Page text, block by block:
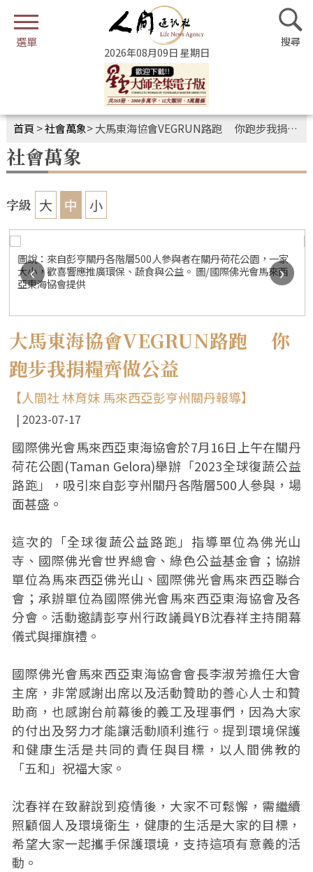
2026年08月09日 星期日
首頁 >社會萬象>大馬東海協會VEGRUN路跑 你跑步我捐糧齊做公益
社會萬象
字級 大 中 小
圖說：來自彭亨關丹各階層500人參與者在關丹荷花公園，一家
大小，歡喜響應推廣環保、蔬食與公益。 圖/國際佛光會馬來西
亞東海協會提供
‹ ›
大馬東海協會VEGRUN路跑 你
跑步我捐糧齊做公益
【人間社 林育妹 馬來西亞彭亨州關丹報導】
2023-07-17
國際佛光會馬來西亞東海協會於7月16日上午在關丹
荷花公園(Taman Gelora)舉辦「2023全球復蔬公益
路跑」，吸引來自彭亨州關丹各階層500人參與，場
面甚盛。
這次的「全球復蔬公益路跑」指導單位為佛光山
寺、國際佛光會世界總會、綠色公益基金會；協辦
單位為馬來西亞佛光山、國際佛光會馬來西亞聯合
會；承辦單位為國際佛光會馬來西亞東海協會及各
分會。活動邀請彭亨州行政議員YB沈春祥主持開幕
儀式與揮旗禮。
國際佛光會馬來西亞東海協會會長李淑芳擔任大會
主席，非常感謝出席以及活動贊助的善心人士和贊
助商，也感謝台前幕後的義工及理事們，因為大家
的付出及努力才能讓活動順利進行。提到環境保護
和健康生活是共同的責任與目標，以人間佛教的
「五和」祝福大家。
沈春祥在致辭說到疫情後，大家不可鬆懈，需繼續
照顧個人及環境衛生，健康的生活是大家的目標，
希望大家一起攜手保護環境，支持這項有意義的活
動。